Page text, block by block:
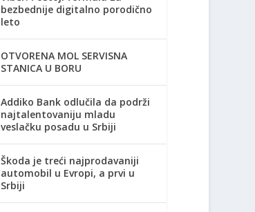
bezbednije digitalno porodično
leto
OTVORENA MOL SERVISNA
STANICA U BORU
Addiko Bank odlučila da podrži
najtalentovaniju mladu
veslačku posadu u Srbiji
Škoda je treći najprodavaniji
automobil u Evropi, a prvi u
Srbiji